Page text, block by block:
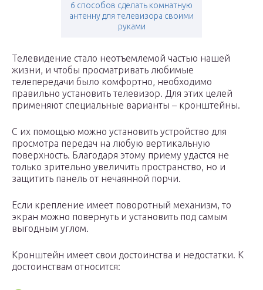
6 способов сделать комнатную
антенну для телевизора своими
руками
Телевидение стало неотъемлемой частью нашей
жизни, и чтобы просматривать любимые
телепередачи было комфортно, необходимо
правильно установить телевизор. Для этих целей
применяют специальные варианты – кронштейны.
С их помощью можно установить устройство для
просмотра передач на любую вертикальную
поверхность. Благодаря этому приему удастся не
только зрительно увеличить пространство, но и
защитить панель от нечаянной порчи.
Если крепление имеет поворотный механизм, то
экран можно повернуть и установить под самым
выгодным углом.
Кронштейн имеет свои достоинства и недостатки. К
достоинствам относится: